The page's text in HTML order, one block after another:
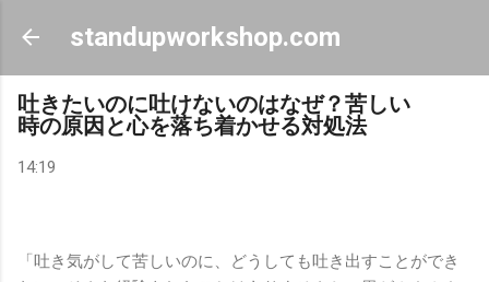
スキップしてメイン コンテンツに移動
standupworkshop.com
吐きたいのに吐けないのはなぜ？苦しい
時の原因と心を落ち着かせる対処法
14:19
「吐き気がして苦しいのに、どうしても吐き出すことができ